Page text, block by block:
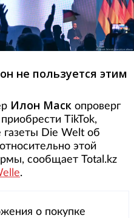
не пользуется этим
Илон Маск опроверг
TikTok,
газеты Die Welt об
этой
сообщает Total.kz
.
о покупке